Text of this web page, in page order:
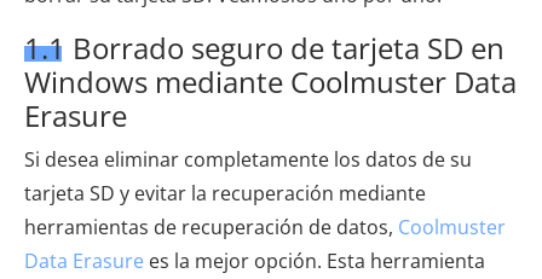
1.1 Borrado seguro de tarjeta SD en
Windows mediante Coolmuster Data
Erasure
Si desea eliminar completamente los datos de su
tarjeta SD y evitar la recuperación mediante
herramientas de recuperación de datos, Coolmuster
Data Erasure es la mejor opción. Esta herramienta